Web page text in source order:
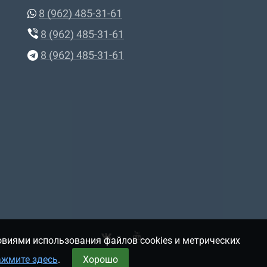
8 (962) 485-31-61
8 (962) 485-31-61
8 (962) 485-31-61
использования файлов cookies и метрических
здесь. Хорошо